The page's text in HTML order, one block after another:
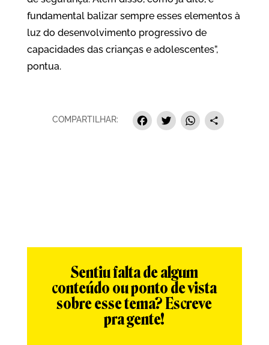
fundamental balizar sempre esses elementos à
luz do desenvolvimento progressivo de
capacidades das crianças e adolescentes”,
pontua.
COMPARTILHAR: Facebook
Twitter
Sentiu falta de algum
conteúdo ou ponto de vista
sobre esse tema? Escreve
pra gente!